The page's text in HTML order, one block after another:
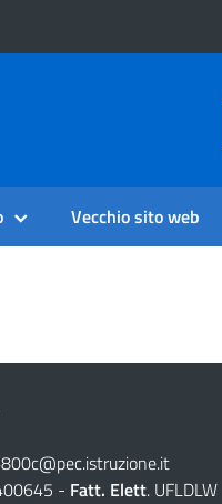
Vecchio sito web
- Fatt. Elett. UFLDLW